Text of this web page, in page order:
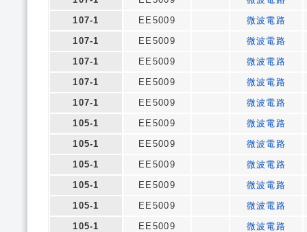
107-1
EE5009
微波電路
107-1
EE5009
微波電路
107-1
EE5009
微波電路
107-1
EE5009
微波電路
107-1
EE5009
微波電路
105-1
EE5009
微波電路
105-1
EE5009
微波電路
105-1
EE5009
微波電路
105-1
EE5009
微波電路
105-1
EE5009
微波電路
105-1
EE5009
微波電路